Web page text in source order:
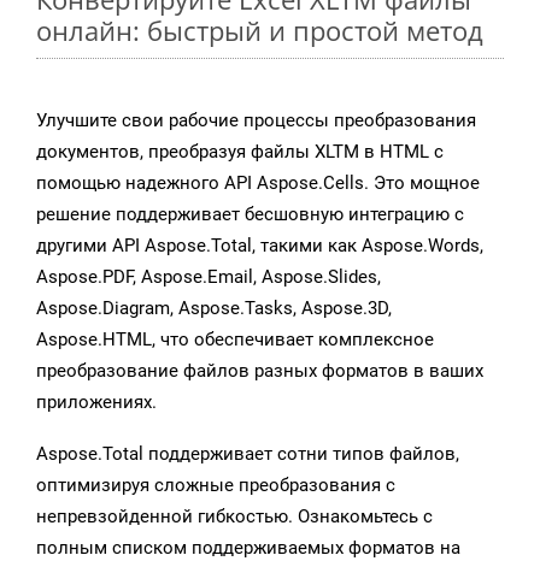
онлайн: быстрый и простой метод
Улучшите свои рабочие процессы преобразования
документов, преобразуя файлы XLTM в HTML с
помощью надежного API Aspose.Cells. Это мощное
решение поддерживает бесшовную интеграцию с
другими API Aspose.Total, такими как Aspose.Words,
Aspose.PDF, Aspose.Email, Aspose.Slides,
Aspose.Diagram, Aspose.Tasks, Aspose.3D,
Aspose.HTML, что обеспечивает комплексное
преобразование файлов разных форматов в ваших
приложениях.
Aspose.Total поддерживает сотни типов файлов,
оптимизируя сложные преобразования с
непревзойденной гибкостью. Ознакомьтесь с
полным списком поддерживаемых форматов на